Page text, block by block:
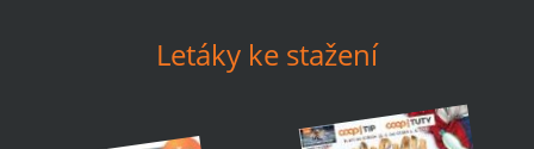
Letáky ke stažení